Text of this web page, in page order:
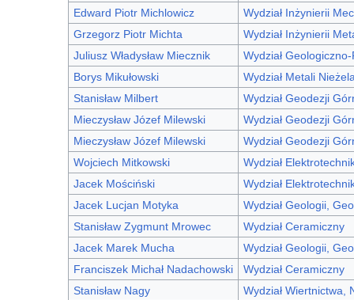
Edward Piotr Michlowicz
Wydział Inżynierii
Grzegorz Piotr Michta
Wydział Inżynierii
Juliusz Władysław Miecznik
Wydział
Borys Mikułowski
Wydział Metali
Stanisław Milbert
Wydział Geodezji
Mieczysław Józef Milewski
Wydział Geodezji
Mieczysław Józef Milewski
Wydział Geodezji
Wojciech Mitkowski
Wydział
Jacek Mościński
Wydział
Jacek Lucjan Motyka
Wydział Geologii,
Stanisław Zygmunt Mrowec
Wydział Ceramiczny
Jacek Marek Mucha
Wydział Geologii,
Franciszek Michał Nadachowski
Wydział Ceramiczny
Stanisław Nagy
Wydział Wiertnictwa,